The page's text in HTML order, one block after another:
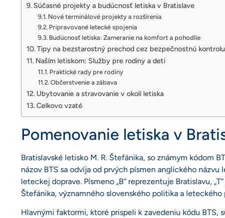
Súčasné projekty a budúcnosť letiska v Bratislave
Nové terminálové projekty a rozšírenia
Pripravované letecké spojenia
Budúcnosť letiska: Zameranie na komfort a pohodlie
Tipy na bezstarostný prechod cez bezpečnostnú kontrolu
Naším letiskom: Služby pre rodiny a deti
Praktické rady pre rodiny
Občerstvenie a zábava
Ubytovanie a stravovanie v okolí letiska
Celkovo vzaté
Pomenovanie letiska v
Bratislavské letisko M. R. Štefánika, so známym kódom
názov BTS sa odvíja od prvých písmen anglického
leteckej doprave. Písmeno „B“ reprezentuje Bratislavu,
Štefánika, významného slovenského politika a
Hlavnými faktormi, ktoré prispeli k zavedeniu kódu BTS,